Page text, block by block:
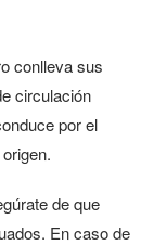
conlleva sus
circulación
por el
de que
En caso de